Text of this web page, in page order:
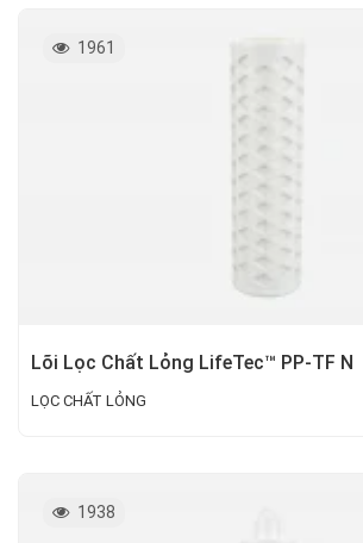
1961
Lõi Lọc Chất Lỏng LifeTec™ PP-TF N
LỌC CHẤT LỎNG
1938